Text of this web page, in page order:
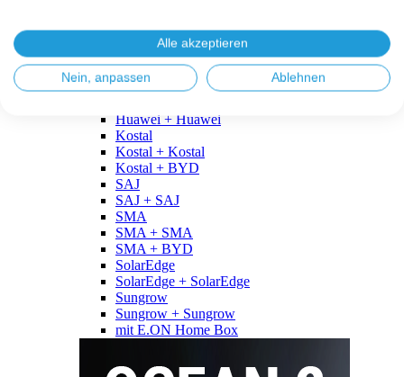
Fronius + BYD
GoodWe
GoodWe + GoodWe
GoodWe + BYD
Huawei + Huawei
Kostal
Kostal + Kostal
Kostal + BYD
SAJ
SAJ + SAJ
SMA
SMA + SMA
SMA + BYD
SolarEdge
SolarEdge + SolarEdge
Sungrow
Sungrow + Sungrow
mit E.ON Home Box
Alle akzeptieren
Nein, anpassen Ablehnen